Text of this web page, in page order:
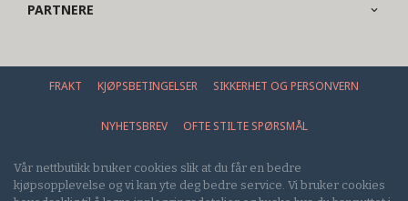
PARTNERE
FRAKT KJØPSBETINGELSER SIKKERHET OG PERSONVERN
NYHETSBREV OFTE STILTE SPØRSMÅL
Vår nettbutikk bruker cookies slik at du får en bedre
kjøpsopplevelse og vi kan yte deg bedre service. Vi bruker cookies